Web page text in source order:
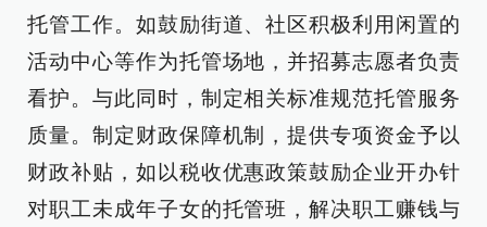
托管工作。如鼓励街道、社区积极利用闲置的
活动中心等作为托管场地，并招募志愿者负责
看护。与此同时，制定相关标准规范托管服务
质量。制定财政保障机制，提供专项资金予以
财政补贴，如以税收优惠政策鼓励企业开办针
对职工未成年子女的托管班，解决职工赚钱与